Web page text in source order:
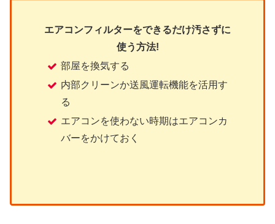
エアコンフィルターをできるだけ汚さずに
使う方法!
部屋を換気する
内部クリーンか送風運転機能を活用す
る
エアコンを使わない時期はエアコンカ
バーをかけておく